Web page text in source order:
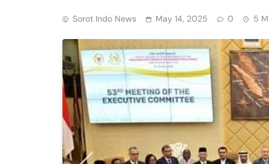
Sorot Indo News May 14, 2025 0 5